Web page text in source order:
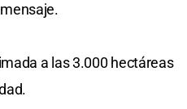
a las 3.000 hectáreas